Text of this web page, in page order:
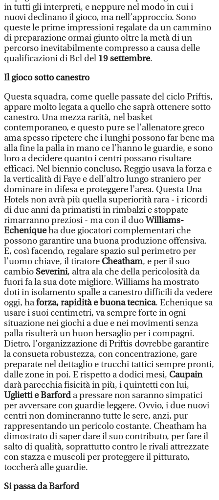
in tutti gli interpreti, e neppure nel modo in cui i
nuovi declinano il gioco, ma nell’approccio. Sono
queste le prime impressioni regalate da un cammino
di preparazione ormai giunto oltre la metà di un
percorso inevitabilmente compresso a causa delle
qualificazioni di Bcl del 19 settembre.
Il gioco sotto canestro
Questa squadra, come quelle passate del ciclo Priftis,
appare molto legata a quello che saprà ottenere sotto
canestro. Una mezza rarità, nel basket
contemporaneo, e questo pure se l’allenatore greco
ama spesso ripetere che i lunghi possono far bene ma
alla fine la palla in mano ce l’hanno le guardie, e sono
loro a decidere quanto i centri possano risultare
efficaci. Nel biennio concluso, Reggio usava la forza e
la verticalità di Faye e dell’altro lungo straniero per
dominare in difesa e proteggere l’area. Questa Una
Hotels non avrà più quella superiorità rara - i ricordi
di due anni da primatisti in rimbalzi e stoppate
rimarranno preziosi - ma con il duoWilliams-
Echeniqueha due giocatori complementari che
possono garantire una buona produzione offensiva.
E, così facendo, regalare spazio sul perimetro per
l’uomo chiave, il tiratore Cheatham, e per il suo
cambio Severini, altra ala che della pericolosità da
fuori fa la sua dote migliore. Williams ha mostrato
doti in isolamento spalle a canestro difficili da vedere
oggi, haforza, rapidità e buona tecnica. Echenique sa
usare i suoi centimetri, va sempre forte in ogni
situazione nei giochi a due e nei movimenti senza
palla risulterà un buon bersaglio per i compagni.
Dietro, l’organizzazione di Priftis dovrebbe garantire
la consueta robustezza, con concentrazione, gare
preparate nel dettaglio e trucchi tattici sempre pronti,
dalle zone in poi. E rispetto a dodici mesi, Caupain
darà parecchia fisicità in più, i quintetti con lui,
Uglietti e Barforda pressare non saranno simpatici
per avversare con guardie leggere. Ovvio, i due nuovi
centri non domineranno tutte le sere, anzi, pur
rappresentando un pericolo costante. Cheatham ha
dimostrato di saper dare il suo contributo, per fare il
salto di qualità, soprattutto contro le rivali attrezzate
con stazza e muscoli per proteggere il pitturato,
toccherà alle guardie.
Si passa da Barford